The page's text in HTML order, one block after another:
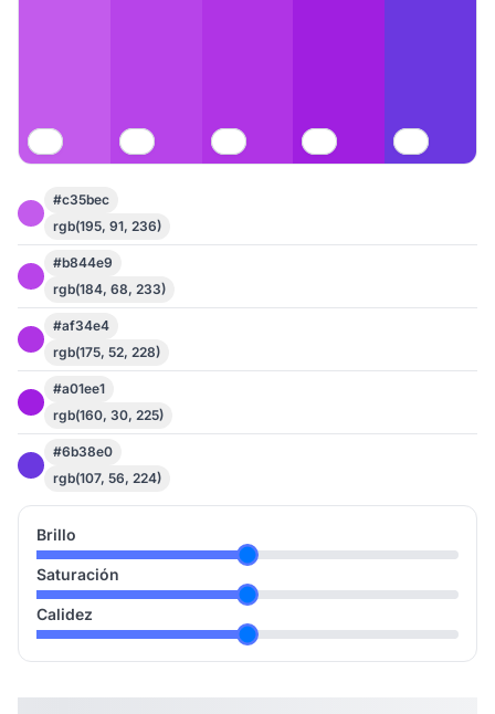
#c35bec
rgb(195, 91, 236)
#b844e9
rgb(184, 68, 233)
#af34e4
rgb(175, 52, 228)
#a01ee1
rgb(160, 30, 225)
#6b38e0
rgb(107, 56, 224)
Brillo
Saturación
Calidez